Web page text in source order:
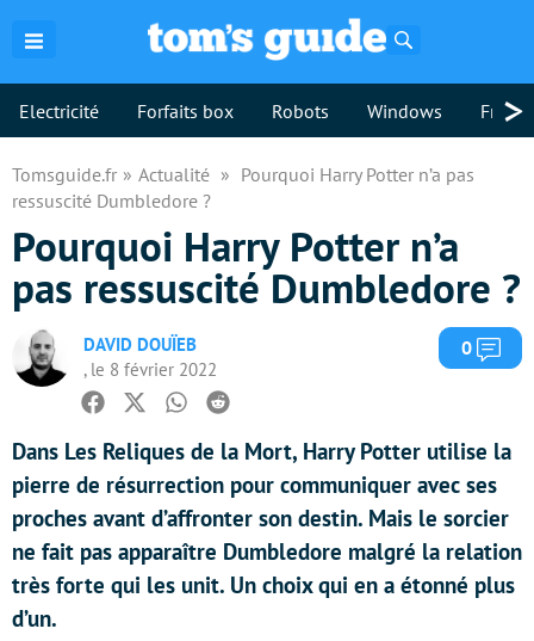
Electricité Forfaits box Robots Windows >
Tomsguide.fr Actualité
Pourquoi Harry Potter n’a pas
ressuscité Dumbledore ?
Pourquoi Harry Potter n’a
pas ressuscité Dumbledore ?
DAVID DOUÏEB
, le 8 février 2022
0
Facebook
TwitterWhatsapp
Reddit
Dans Les Reliques de la Mort, Harry Potter utilise la
pierre de résurrection pour communiquer avec ses
proches avant d’affronter son destin. Mais le sorcier
ne fait pas apparaître Dumbledore malgré la relation
très forte qui les unit. Un choix qui en a étonné plus
d’un.